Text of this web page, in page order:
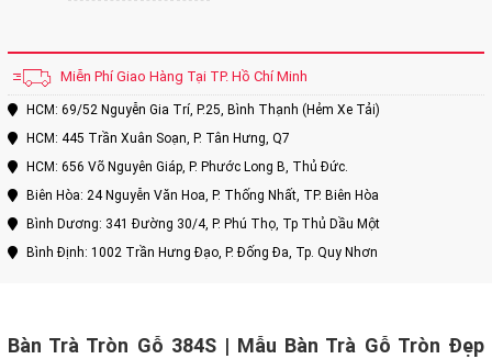
Miễn Phí Giao Hàng Tại TP. Hồ Chí Minh
HCM: 69/52 Nguyễn Gia Trí, P.25, Bình Thạnh (Hẻm Xe Tải)
HCM: 445 Trần Xuân Soạn, P. Tân Hưng, Q7
HCM: 656 Võ Nguyên Giáp, P. Phước Long B, Thủ Đức.
Biên Hòa: 24 Nguyễn Văn Hoa, P. Thống Nhất, TP. Biên Hòa
Bình Dương: 341 Đường 30/4, P. Phú Thọ, Tp Thủ Dầu Một
Bình Định: 1002 Trần Hưng Đạo, P. Đống Đa, Tp. Quy Nhơn
Bàn Trà Tròn Gỗ 384S | Mẫu Bàn Trà Gỗ Tròn Đẹp